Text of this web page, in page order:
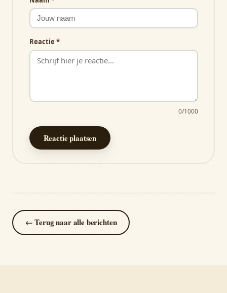
Reactie *
0/1000
Reactie plaatsen
← Terug naar alle berichten